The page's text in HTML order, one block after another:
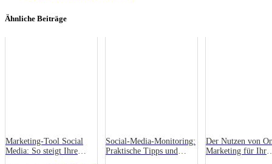
Ähnliche Beiträge
Marketing-Tool Social
Media: So steigt Ihre
Social-Media-Monitoring:
Praktische Tipps und
Der Nutzen von
Marketing für Ihr